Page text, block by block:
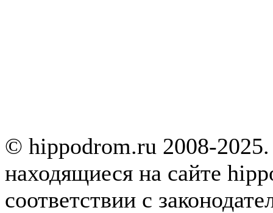
© hippodrom.ru 2008-
находящиеся на сайте
соответствии с